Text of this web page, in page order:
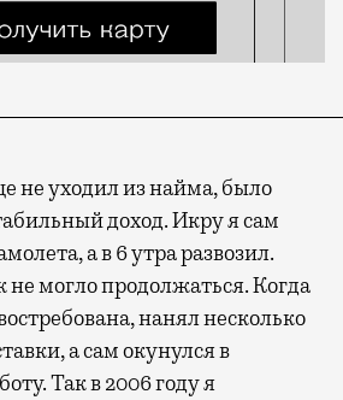
не уходил из найма, было
доход. Икру я сам
а в 6 утра развозил.
не могло продолжаться. Когда
нанял несколько
а сам окунулся в
Так в 2006 году я